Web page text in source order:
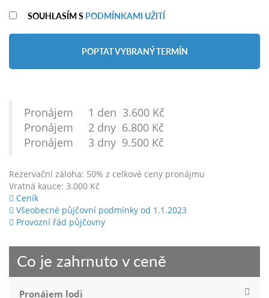
SOUHLASÍM S PODMÍNKAMI UŽITÍ
POPTAT VYBRANÝ TERMÍN
Pronájem 1 den 3.600 Kč
Pronájem 2 dny 6.800 Kč
Pronájem 3 dny 9.500 Kč
Rezervační záloha: 50% z celkové ceny pronájmu
Vratná kauce: 3.000 Kč
Ceník
Všeobecné půjčovní podmínky od 1.1.2023
Provozní řád půjčovny
Co je zahrnuto v ceně
Pronájem lodi